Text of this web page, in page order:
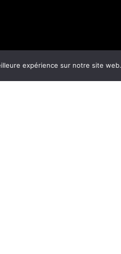
expérience sur notre site